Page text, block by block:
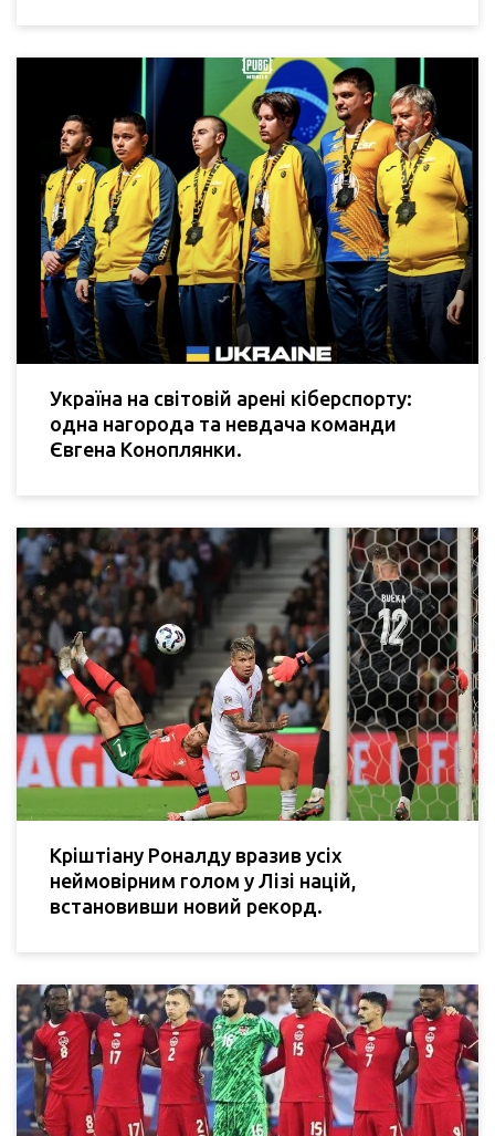
Україна на світовій арені кіберспорту:
одна нагорода та невдача команди
Євгена Коноплянки.
Кріштіану Роналду вразив усіх
неймовірним голом у Лізі націй,
встановивши новий рекорд.